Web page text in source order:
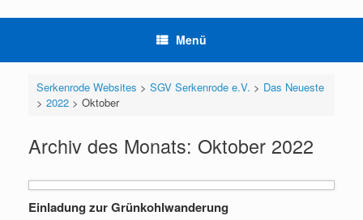
Menü
Serkenrode Websites > SGV Serkenrode e.V. > Das Neueste
> 2022> Oktober
Archiv des Monats: Oktober 2022
Einladung zur Grünkohlwanderung